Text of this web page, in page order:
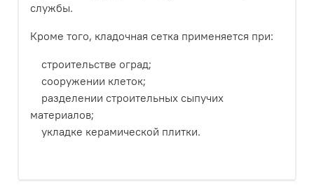
службы.
Кроме того, кладочная сетка применяется при:
строительстве оград;
сооружении клеток;
разделении строительных сыпучих
материалов;
укладке керамической плитки.